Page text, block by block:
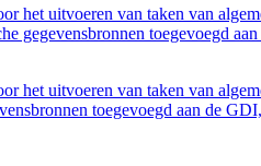
het uitvoeren van taken van
gegevensbronnen toegevoegd
het uitvoeren van taken van
toegevoegd aan de